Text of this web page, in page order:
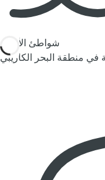
شواطئ الأحلام
في منطقة البحر الكاريبي